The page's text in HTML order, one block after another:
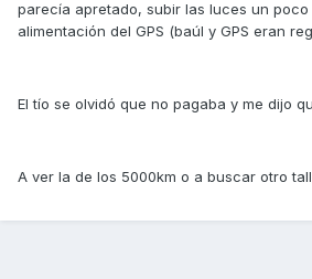
parecía apretado, subir las luces un poco
alimentación del GPS (baúl y GPS eran
El tío se olvidó que no pagaba y me dijo
A ver la de los 5000km o a buscar otro